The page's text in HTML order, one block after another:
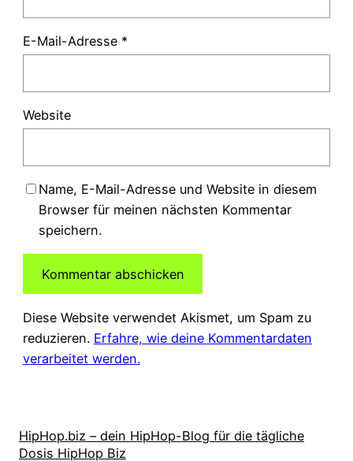
E-Mail-Adresse *
Website
Name, E-Mail-Adresse und Website in diesem
Browser für meinen nächsten Kommentar
speichern.
Diese Website verwendet Akismet, um Spam zu
reduzieren. Erfahre, wie deine Kommentardaten
verarbeitet werden.
HipHop.biz – dein HipHop-Blog für die tägliche
Dosis HipHop Biz